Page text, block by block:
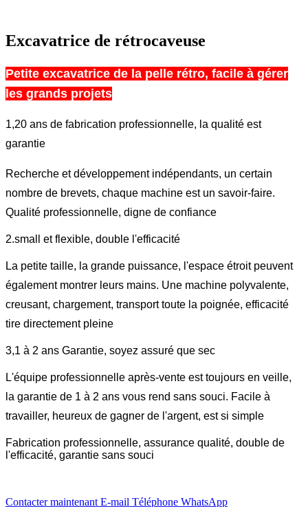
Excavatrice de rétrocaveuse
Petite excavatrice de la pelle rétro, facile à gérer
les grands projets
1,20 ans de fabrication professionnelle, la qualité est
garantie
Recherche et développement indépendants, un certain
nombre de brevets, chaque machine est un savoir-faire.
Qualité professionnelle, digne de confiance
2.small et flexible, double l'efficacité
La petite taille, la grande puissance, l'espace étroit peuvent
également montrer leurs mains. Une machine polyvalente,
creusant, chargement, transport toute la poignée, efficacité
tire directement pleine
3,1 à 2 ans Garantie, soyez assuré que sec
L'équipe professionnelle après-vente est toujours en veille,
la garantie de 1 à 2 ans vous rend sans souci. Facile à
travailler, heureux de gagner de l'argent, est si simple
Fabrication professionnelle, assurance qualité, double de
l'efficacité, garantie sans souci
Contacter maintenant E-mail Téléphone WhatsApp